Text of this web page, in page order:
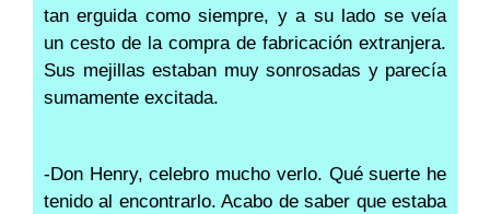
tan erguida como siempre, y a su lado se veía
un cesto de la compra de fabricación extranjera.
Sus mejillas estaban muy sonrosadas y parecía
sumamente excitada.
-Don Henry, celebro mucho verlo. Qué suerte he
tenido al encontrarlo. Acabo de saber que estaba